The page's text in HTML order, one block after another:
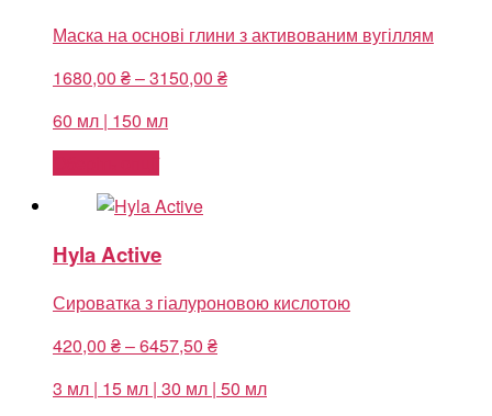
Маска на основі глини з активованим вугіллям
1680,00 ₴–3150,00 ₴Price
60 мл | 150 мл
Hyla Active
Сироватка з гіалуроновою кислотою
420,00 ₴–6457,50 ₴Price
420,00 ₴
3 мл | 15 мл | 30 мл | 50 мл